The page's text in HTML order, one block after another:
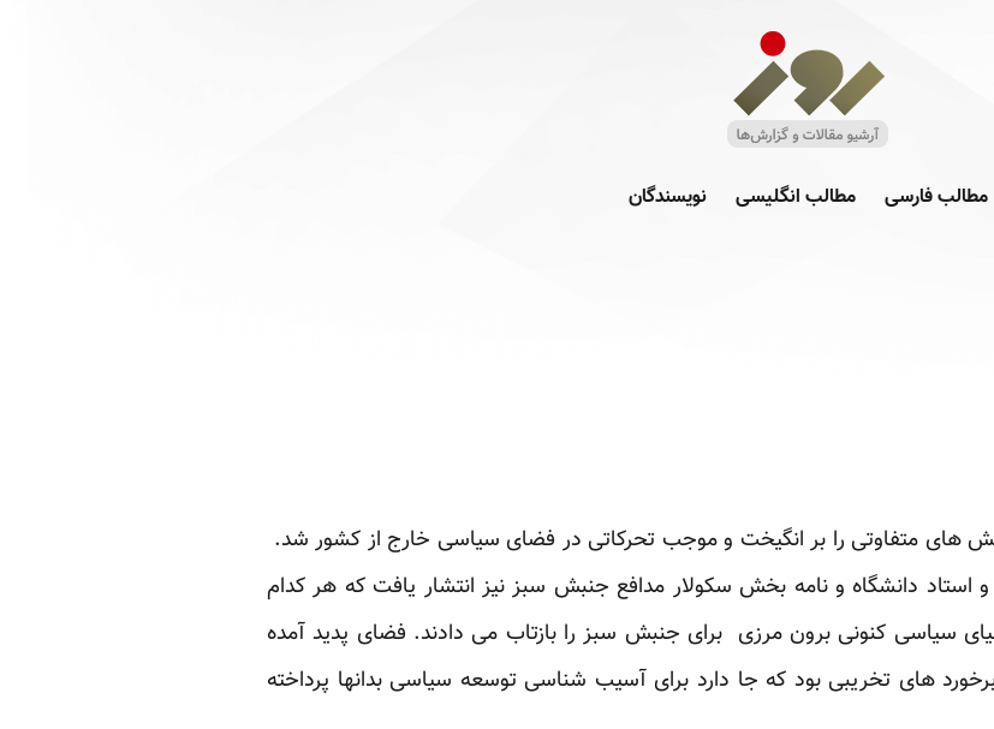
مطالب فارسی مطالب انگلیسی نویسندگان
های متفاوتی را بر انگیخت و موجب تحرکاتی در فضای سیاسی خارج از کشور شد.
نامه های 54 روشنفکر و استاد دانشگاه و نامه بخش سکولار مدافع جنبش سبز نیز انتشار یافت که هر کدام
سیاسی کنونی برون مرزی برای جنبش سبز را بازتاب می دادند. فضای پدید آمده
های تخریبی بود که جا دارد برای آسیب شناسی توسعه سیاسی بدانها پرداخته